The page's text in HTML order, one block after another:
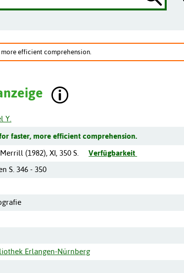
efficient comprehension.
Y.
faster, more efficient comprehension.
Merrill (1982), XI, 350 S.
Verfügbarkeit
S. 346 - 350
Erlangen-Nürnberg